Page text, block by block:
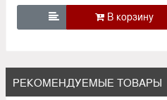

РЕКОМЕНДУЕМЫЕ ТОВАРЫ